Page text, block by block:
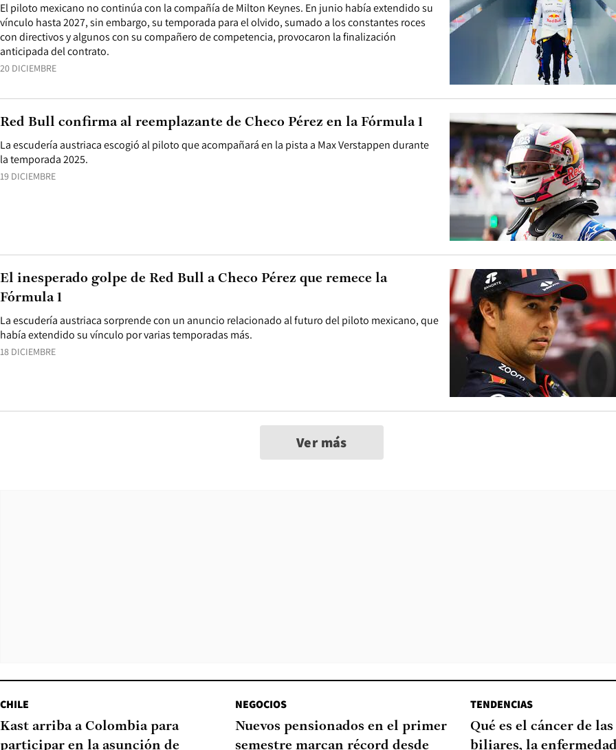
20 DICIEMBRE
El piloto mexicano no continúa con la compañía de Milton Keynes. En junio había extendido su
vínculo hasta 2027, sin embargo, su temporada para el olvido, sumado a los constantes roces
con directivos y algunos con su compañero de competencia, provocaron la finalización
anticipada del contrato.
19 DICIEMBRE
La escudería austriaca escogió al piloto que acompañará en la pista a Max Verstappen durante
la temporada 2025.
Red Bull confirma al reemplazante de Checo Pérez en la Fórmula 1
18 DICIEMBRE
La escudería austriaca sorprende con un anuncio relacionado al futuro del piloto mexicano, que
había extendido su vínculo por varias temporadas más.
El inesperado golpe de Red Bull a Checo Pérez que remece la
Fórmula 1
Ver más
CHILE
Kast arriba a Colombia para
participar en la asunción de
NEGOCIOS
Nuevos pensionados en el primer
semestre marcan récord desde
TENDENCIAS
Qué es el cáncer de
biliares, la